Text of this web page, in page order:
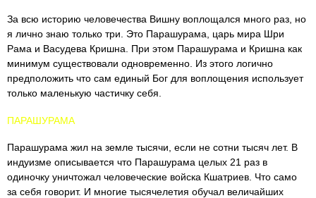
За всю историю человечества Вишну воплощался много раз, но
я лично знаю только три. Это Парашурама, царь мира Шри
Рама и Васудева Кришна. При этом Парашурама и Кришна как
минимум существовали одновременно. Из этого логично
предположить что сам единый Бог для воплощения использует
только маленькую частичку себя.
ПАРАШУРАМА
Парашурама жил на земле тысячи, если не сотни тысяч лет. В
индуизме описывается что Парашурама целых 21 раз в
одиночку уничтожал человеческие войска Кшатриев. Что само
за себя говорит. И многие тысячелетия обучал величайших